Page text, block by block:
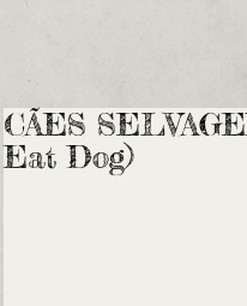
CÃES
Eat Dog)